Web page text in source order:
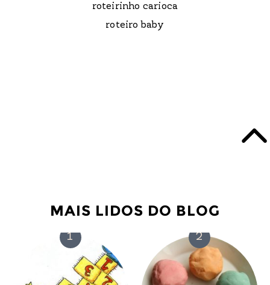
roteirinho carioca
roteiro baby
MAIS LIDOS DO BLOG